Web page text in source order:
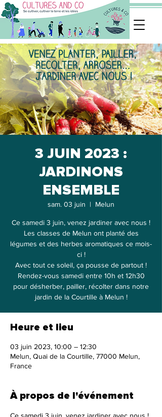
3 JUIN 2023 :
JARDINONS
ENSEMBLE
sam. 03 juin
  |
Melun
Ce samedi 3 juin, venez jardiner avec nous !
Les classes de Melun ont planté des
légumes et des herbes aromatiques ce mois-
ci !
Avec tout ce soleil, ça pousse de partout !
Rendez-vous samedi entre 10h et 12h30
pour désherber, pailler, récolter dans notre
jardin de la Courtille à Melun !
Heure et lieu
03 juin 2023, 10:00 – 12:30
Melun, Quai de la Courtille, 77000 Melun,
France
À propos de l'événement